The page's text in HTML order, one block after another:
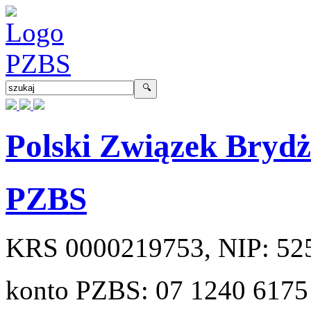
Polski Związek
PZBS
KRS 0000219753, NIP:
konto PZBS: 07 1240